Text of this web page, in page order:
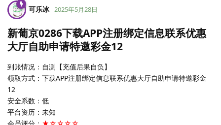
可乐冰 2025年5月28日
新葡京0286下载APP注册绑定信息联系优惠
大厅自助申请特邀彩金12
到账情况：自测【充值后果自负】
领取方式：下载APP注册绑定信息联系优惠大厅自助申请特邀彩金
12
安全系数：低
平台资历：未知